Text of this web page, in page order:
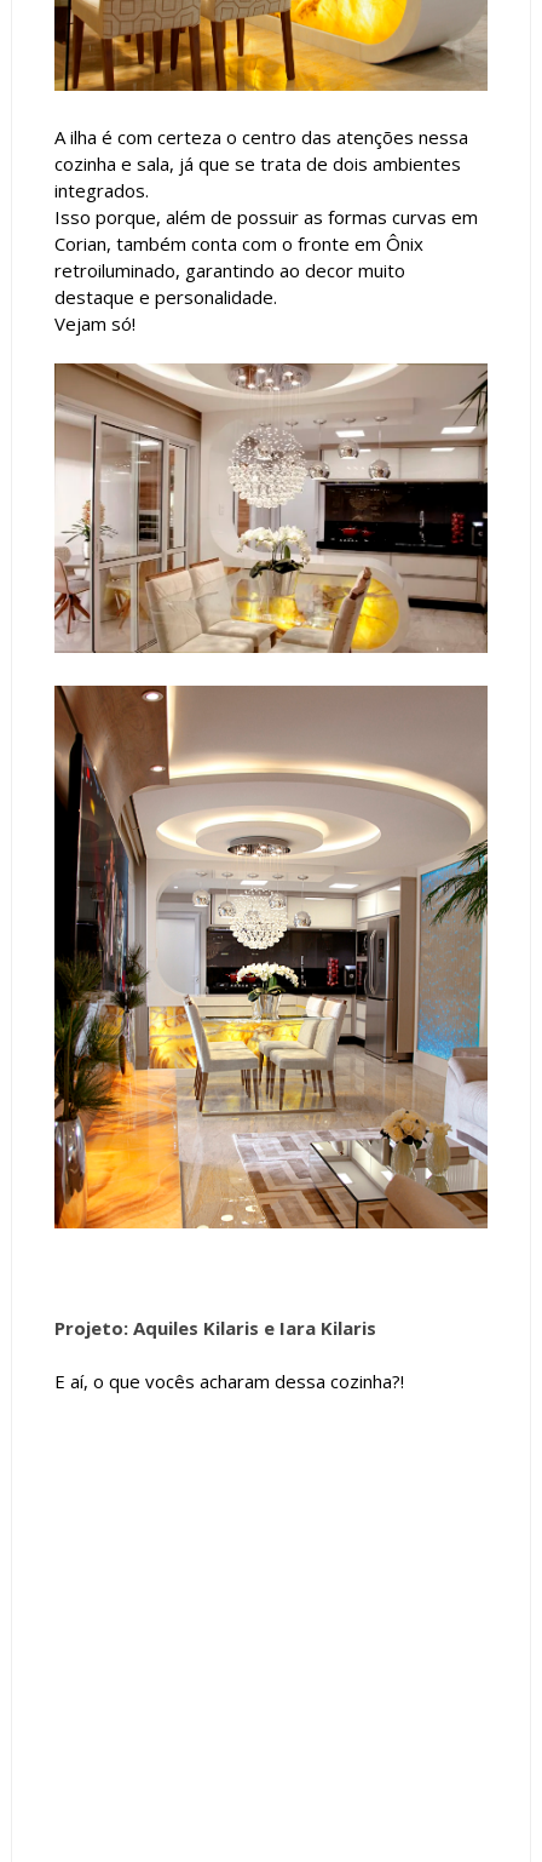
A ilha é com certeza o centro das atenções nessa
cozinha e sala, já que se trata de dois ambientes
integrados.
Isso porque, além de possuir as formas curvas em
Corian, também conta com o fronte em Ônix
retroiluminado, garantindo ao decor muito
destaque e personalidade.
Vejam só!
Projeto: Aquiles Kilaris e Iara Kilaris
E aí, o que vocês acharam dessa cozinha?!